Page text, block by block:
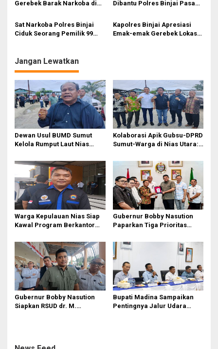
s
i
p
s
Gerebek Barak Narkoba di
Diamankan
Dibantu Polres Binjai Pasang
Rumbles Strip
Sat Narkoba Polres Binjai
Ciduk Seorang Pemilik 99
Kapolres Binjai Apresiasi
Emak-emak Gerebek Lokasi
Jangan Lewatkan
Dewan Usul BUMD Sumut
Kelola Rumput Laut Nias
Kolaborasi Apik Gubsu-DPRD
Sumut-Warga di Nias Utara:
Akhirnya Diperbaiki
Warga Kepulauan Nias Siap
Kawal Program Berkantor
Gubernur Bobby Nasution
Paparkan Tiga Prioritas
Nias
Gubernur Bobby Nasution
Siapkan RSUD dr. M.
Bupati Madina Sampaikan
Pentingnya Jalur Udara